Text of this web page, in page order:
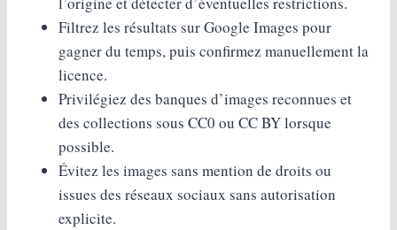
Filtrez les résultats sur Google Images pour
gagner du temps, puis confirmez manuellement la
licence.
Privilégiez des banques d’images reconnues et
des collections sous CC0 ou CC BY lorsque
possible.
Évitez les images sans mention de droits ou
issues des réseaux sociaux sans autorisation
explicite.